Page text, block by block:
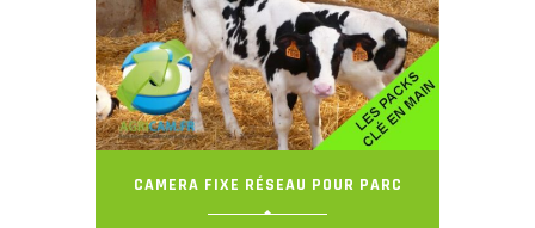
CAMERA FIXE RÉSEAU POUR PARC